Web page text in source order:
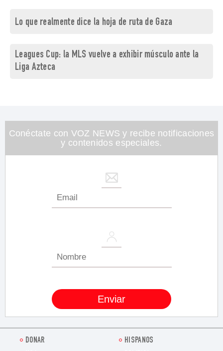
Lo que realmente dice la hoja de ruta de Gaza
Leagues Cup: la MLS vuelve a exhibir músculo ante la
Liga Azteca
Conéctate con VOZ NEWS y recibe notificaciones
y contenidos especiales.
DONAR
HISPANOS